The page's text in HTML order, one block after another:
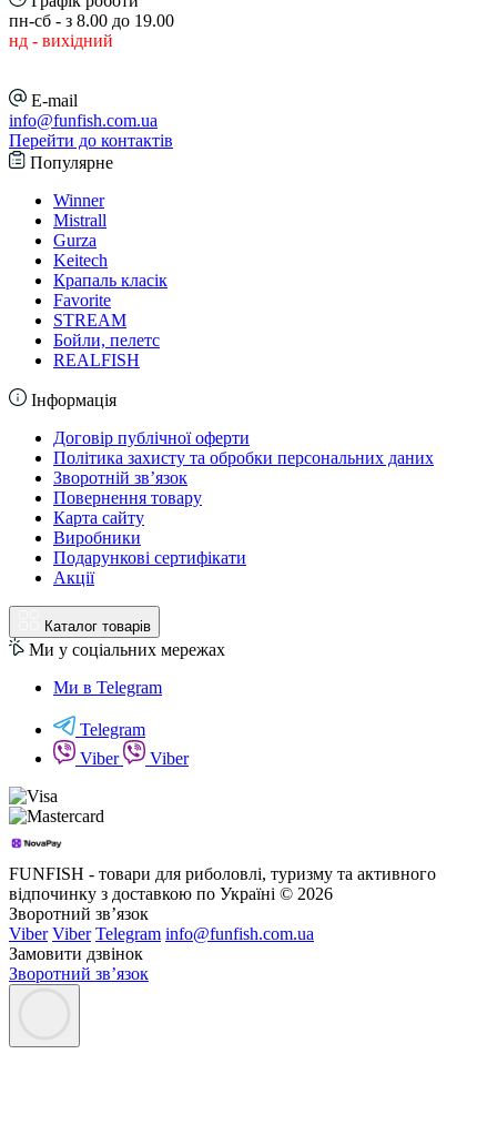
пн-сб - з 8.00 до 19.00
нд - вихідний
E-mail
info@funfish.com.ua
Перейти до контактів
Популярне
Winner
Mistrall
Gurza
Keitech
Крапаль класік
Favorite
STREAM
Бойли, пелетс
REALFISH
Інформація
Договір публічної оферти
Політика захисту та обробки персональних даних
Зворотній зв’язок
Повернення товару
Карта сайту
Виробники
Подарункові сертифікати
Акції
Каталог товарів
Ми у соціальних мережах
Ми в Telegram
Telegram
Viber
Viber
FUNFISH - товари для риболовлі, туризму та активного
відпочинку з доставкою по Україні © 2026
Зворотний зв’язок
Viber Viber Telegram info@funfish.com.ua
Замовити дзвінок
Зворотний зв’язок